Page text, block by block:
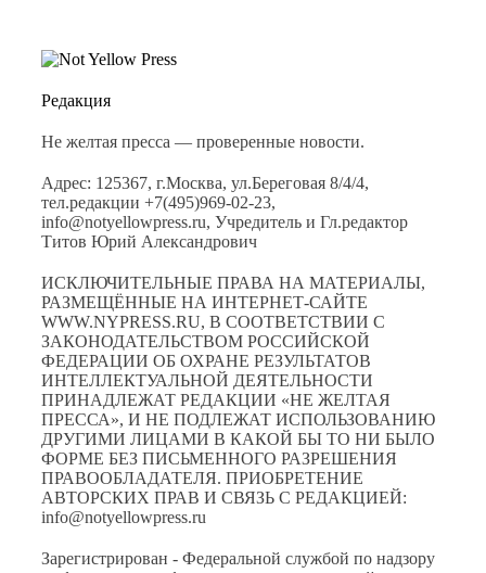
Редакция
Не желтая пресса — проверенные новости.
Адрес: 125367, г.Москва, ул.Береговая 8/4/4,
тел.редакции +7(495)969-02-23,
info@notyellowpress.ru, Учредитель и Гл.редактор
Титов Юрий Александрович
ИСКЛЮЧИТЕЛЬНЫЕ ПРАВА НА МАТЕРИАЛЫ,
РАЗМЕЩЁННЫЕ НА ИНТЕРНЕТ-САЙТЕ
WWW.NYPRESS.RU, В СООТВЕТСТВИИ С
ЗАКОНОДАТЕЛЬСТВОМ РОССИЙСКОЙ
ФЕДЕРАЦИИ ОБ ОХРАНЕ РЕЗУЛЬТАТОВ
ИНТЕЛЛЕКТУАЛЬНОЙ ДЕЯТЕЛЬНОСТИ
ПРИНАДЛЕЖАТ РЕДАКЦИИ «НЕ ЖЕЛТАЯ
ПРЕССА», И НЕ ПОДЛЕЖАТ ИСПОЛЬЗОВАНИЮ
ДРУГИМИ ЛИЦАМИ В КАКОЙ БЫ ТО НИ БЫЛО
ФОРМЕ БЕЗ ПИСЬМЕННОГО РАЗРЕШЕНИЯ
ПРАВООБЛАДАТЕЛЯ. ПРИОБРЕТЕНИЕ
АВТОРСКИХ ПРАВ И СВЯЗЬ С РЕДАКЦИЕЙ:
info@notyellowpress.ru
Зарегистрирован - Федеральной службой по надзору